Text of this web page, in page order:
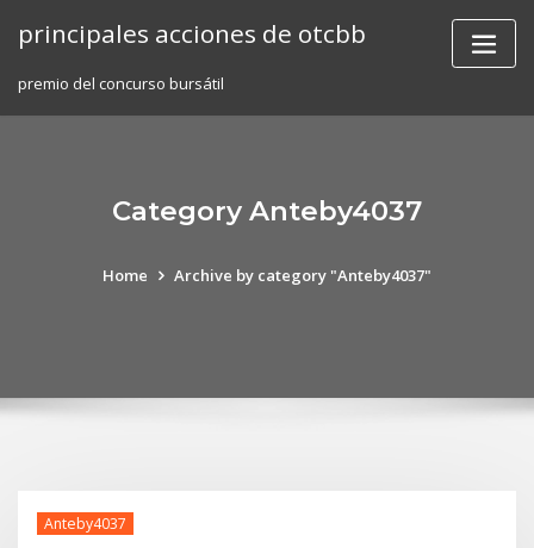
principales acciones de otcbb
premio del concurso bursátil
Category Anteby4037
Home Archive by category "Anteby4037"
Anteby4037